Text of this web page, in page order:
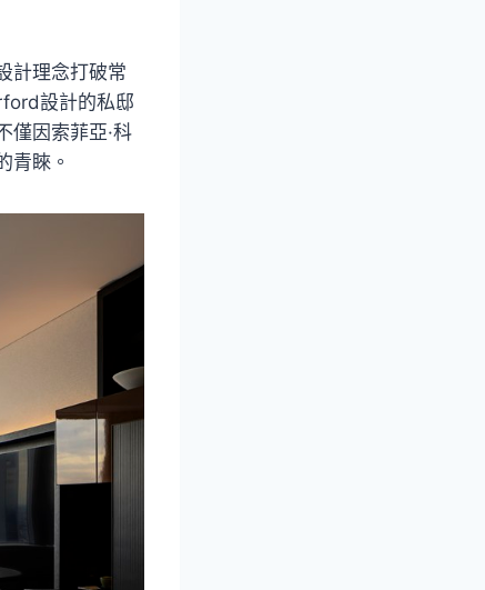
計理念打破常
設計的私邸
僅因索菲亞·科
青睞。